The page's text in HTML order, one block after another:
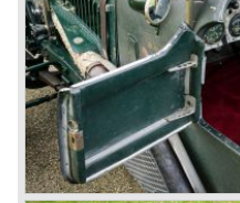
4.5 Litre Supercharged
The 4.5 Litre Blower was
Financed by the Hon.
successfully experimented
Bentley and even achieved
his Blower Bentley. As
of the Bentley firm, and
development of the
Barnato to enter a separate
the 1930 Le Mans race.